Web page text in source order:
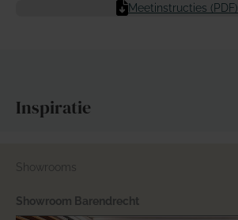
Meetinstructies (PDF)
Inspiratie
Showrooms
Showroom Barendrecht